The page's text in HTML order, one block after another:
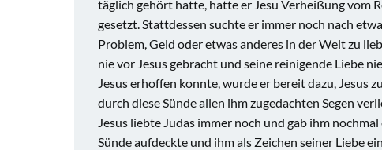
täglich gehört hatte, hatte er Jesu Verheißung vom
gesetzt. Stattdessen suchte er immer noch nach
Problem, Geld oder etwas anderes in der Welt zu
nie vor Jesus gebracht und seine reinigende Liebe
Jesus erhoffen konnte, wurde er bereit dazu, Jesus
durch diese Sünde allen ihm zugedachten Segen
Jesus liebte Judas immer noch und gab ihm
Sünde aufdeckte und ihm als Zeichen seiner Liebe